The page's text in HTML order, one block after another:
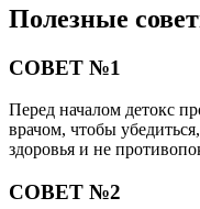
Полезные
СОВЕТ №1
Перед началом детокс
врачом, чтобы
здоровья и не
СОВЕТ №2